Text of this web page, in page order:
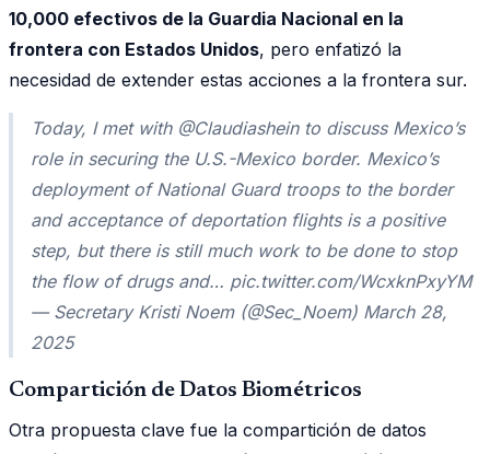
10,000 efectivos de la Guardia Nacional en la
frontera con Estados Unidos, pero enfatizó la
necesidad de extender estas acciones a la frontera sur.
Today, I met with @Claudiashein to discuss Mexico’s
role in securing the U.S.-Mexico border. Mexico’s
deployment of National Guard troops to the border
and acceptance of deportation flights is a positive
step, but there is still much work to be done to stop
the flow of drugs and… pic.twitter.com/WcxknPxyYM
— Secretary Kristi Noem (@Sec_Noem) March 28,
2025
Compartición de Datos Biométricos
Otra propuesta clave fue la compartición de datos